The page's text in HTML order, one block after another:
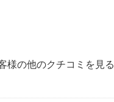
様の他のクチコミを見る